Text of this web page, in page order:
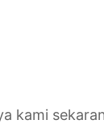
kami